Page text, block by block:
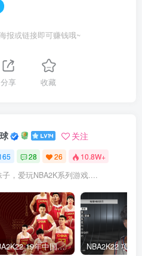
报或链接即可赚钱哦~
分享 收藏
关注
28 26 10.8W+
，爱玩NBA2K系列游戏....
NBA2K22 19年中国队面补合集